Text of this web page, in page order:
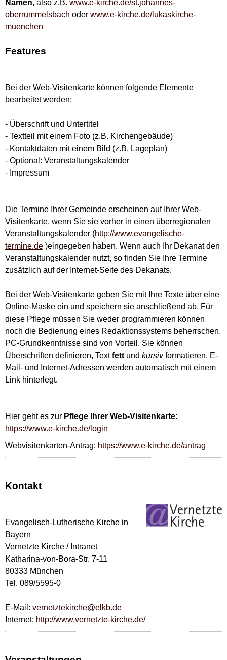
Namen, also z.B. www.e-kirche.de/st.johannes-
oberrummelsbach oder www.e-kirche.de/lukaskirche-
muenchen
Features
Bei der Web-Visitenkarte können folgende Elemente
bearbeitet werden:
- Überschrift und Untertitel
- Textteil mit einem Foto (z.B. Kirchengebäude)
- Kontaktdaten mit einem Bild (z.B. Lageplan)
- Optional: Veranstaltungskalender
- Impressum
Die Termine Ihrer Gemeinde erscheinen auf Ihrer Web-
Visitenkarte, wenn Sie sie vorher in einen überregionalen
Veranstaltungskalender (http://www.evangelische-
termine.de )eingegeben haben. Wenn auch Ihr Dekanat den
Veranstaltungskalender nutzt, so finden Sie Ihre Termine
zusätzlich auf der Internet-Seite des Dekanats.
Bei der Web-Visitenkarte geben Sie mit Ihre Texte über eine
Online-Maske ein und speichern sie anschließend ab. Für
diese Pflege müssen Sie weder programmieren können
noch die Bedienung eines Redaktionssystems beherrschen.
PC-Grundkenntnisse sind von Vorteil. Sie können
Überschriften definieren, Textfett und kursivformatieren. E-
Mail- und Internet-Adressen werden automatisch mit einem
Link hinterlegt.
Hier geht es zur Pflege Ihrer Web-Visitenkarte:
https://www.e-kirche.de/login
Webvisitenkarten-Antrag: https://www.e-kirche.de/antrag
Kontakt
Evangelisch-Lutherische Kirche in
Bayern
Vernetzte Kirche / Intranet
Katharina-von-Bora-Str. 7-11
80333 München
Tel. 089/5595-0
E-Mail: vernetztekirche@elkb.de
Internet: http://www.vernetzte-kirche.de/